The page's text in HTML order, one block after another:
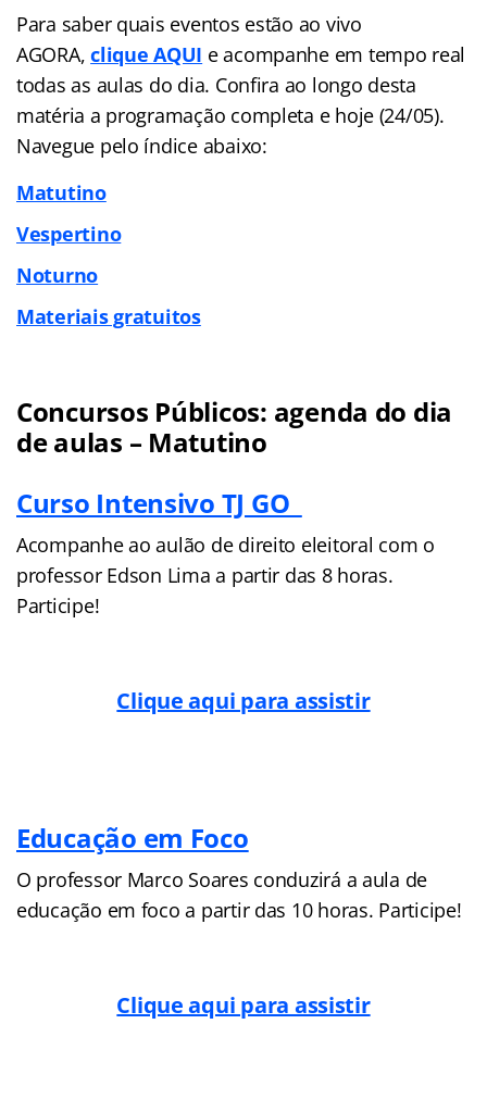
Para saber quais eventos estão ao vivo
AGORA,clique AQUI e acompanhe em tempo real
todas as aulas do dia. Confira ao longo desta
matéria a programação completa e hoje (24/05).
Navegue pelo índice abaixo:
Matutino
Vespertino
Noturno
Materiais gratuitos
Concursos Públicos: agenda do dia
de aulas – Matutino
Curso Intensivo TJ GO
Acompanhe ao aulão de direito eleitoral com o
professor Edson Lima a partir das 8 horas.
Participe!
Clique aqui para assistir
Educação em Foco
O professor Marco Soares conduzirá a aula de
educação em foco a partir das 10 horas. Participe!
Clique aqui para assistir